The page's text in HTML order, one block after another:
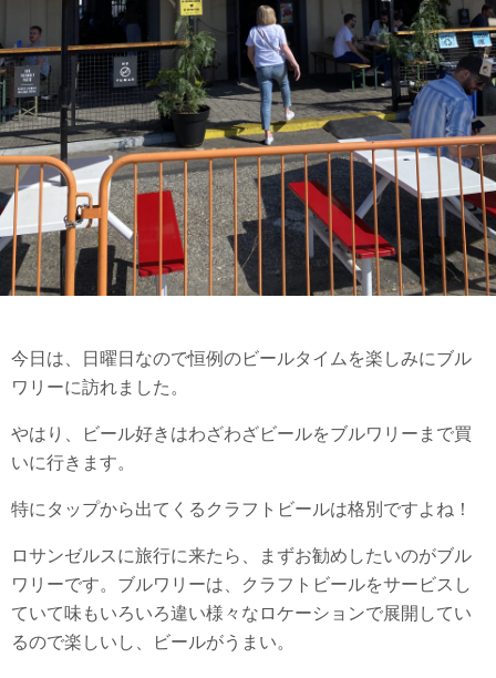
今日は、日曜日なので恒例のビールタイムを楽しみにブル
ワリーに訪れました。
やはり、ビール好きはわざわざビールをブルワリーまで買
いに行きます。
特にタップから出てくるクラフトビールは格別ですよね！
ロサンゼルスに旅行に来たら、まずお勧めしたいのがブル
ワリーです。ブルワリーは、クラフトビールをサービスし
ていて味もいろいろ違い様々なロケーションで展開してい
るので楽しいし、ビールがうまい。